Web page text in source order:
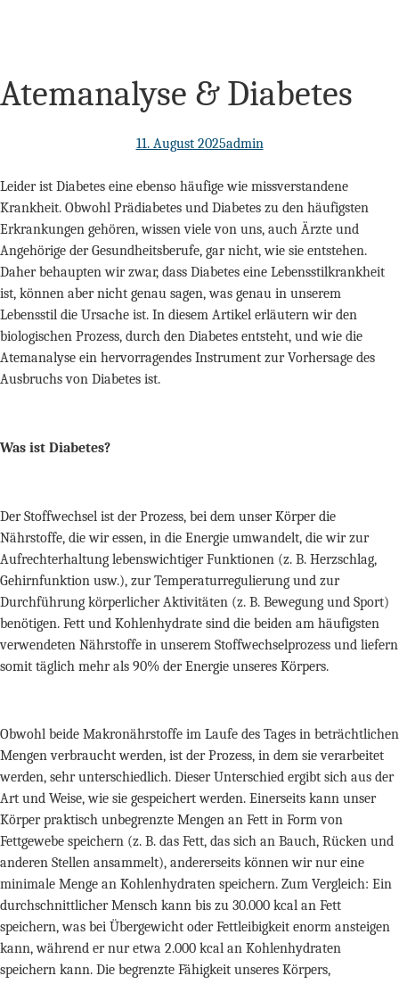
Atemanalyse & Diabetes
11. August 2025admin
Leider ist Diabetes eine ebenso häufige wie missverstandene
Krankheit. Obwohl Prädiabetes und Diabetes zu den häufigsten
Erkrankungen gehören, wissen viele von uns, auch Ärzte und
Angehörige der Gesundheitsberufe, gar nicht, wie sie entstehen.
Daher behaupten wir zwar, dass Diabetes eine Lebensstilkrankheit
ist, können aber nicht genau sagen, was genau in unserem
Lebensstil die Ursache ist. In diesem Artikel erläutern wir den
biologischen Prozess, durch den Diabetes entsteht, und wie die
Atemanalyse ein hervorragendes Instrument zur Vorhersage des
Ausbruchs von Diabetes ist.
Was ist Diabetes?
Der Stoffwechsel ist der Prozess, bei dem unser Körper die
Nährstoffe, die wir essen, in die Energie umwandelt, die wir zur
Aufrechterhaltung lebenswichtiger Funktionen (z. B. Herzschlag,
Gehirnfunktion usw.), zur Temperaturregulierung und zur
Durchführung körperlicher Aktivitäten (z. B. Bewegung und Sport)
benötigen. Fett und Kohlenhydrate sind die beiden am häufigsten
verwendeten Nährstoffe in unserem Stoffwechselprozess und liefern
somit täglich mehr als 90% der Energie unseres Körpers.
Obwohl beide Makronährstoffe im Laufe des Tages in beträchtlichen
Mengen verbraucht werden, ist der Prozess, in dem sie verarbeitet
werden, sehr unterschiedlich. Dieser Unterschied ergibt sich aus der
Art und Weise, wie sie gespeichert werden. Einerseits kann unser
Körper praktisch unbegrenzte Mengen an Fett in Form von
Fettgewebe speichern (z. B. das Fett, das sich an Bauch, Rücken und
anderen Stellen ansammelt), andererseits können wir nur eine
minimale Menge an Kohlenhydraten speichern. Zum Vergleich: Ein
durchschnittlicher Mensch kann bis zu 30.000 kcal an Fett
speichern, was bei Übergewicht oder Fettleibigkeit enorm ansteigen
kann, während er nur etwa 2.000 kcal an Kohlenhydraten
speichern kann. Die begrenzte Fähigkeit unseres Körpers,